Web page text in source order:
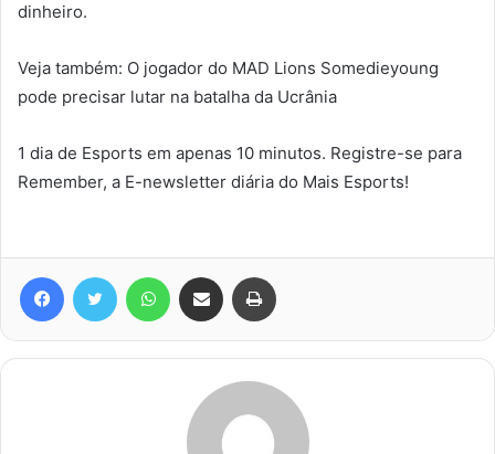
dinheiro.
Veja também: O jogador do MAD Lions Somedieyoung
pode precisar lutar na batalha da Ucrânia
1 dia de Esports em apenas 10 minutos. Registre-se para
Remember, a E-newsletter diária do Mais Esports!
FacebookTwitter WhatsAppCompartilhar via e-mail